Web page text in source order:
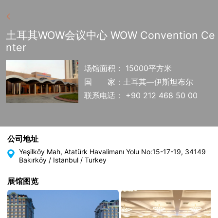
土耳其WOW会议中心 WOW Convention Ce
nter
场馆面积： 15000平方米
国
家：土耳其—伊斯坦布尔
联系电话： +90 212 468 50 00
公司地址
Yeşilköy Mah, Atatürk Havalimanı Yolu No:15-17-19, 34149
Bakırköy / Istanbul / Turkey
展馆图览